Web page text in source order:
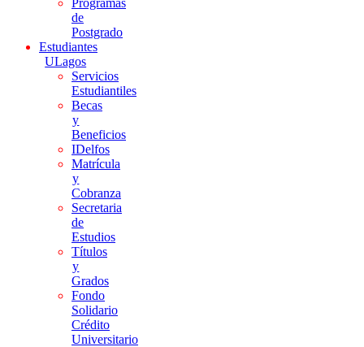
Programas
de
Postgrado
Estudiantes
ULagos
Servicios
Estudiantiles
Becas
y
Beneficios
IDelfos
Matrícula
y
Cobranza
Secretaria
de
Estudios
Títulos
y
Grados
Fondo
Solidario
Crédito
Universitario